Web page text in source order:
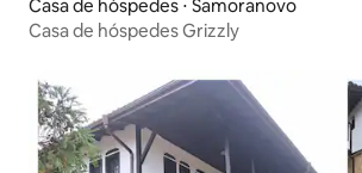
Casa de hóspedes ⋅ Samoranovo
Casa de hóspedes Grizzly